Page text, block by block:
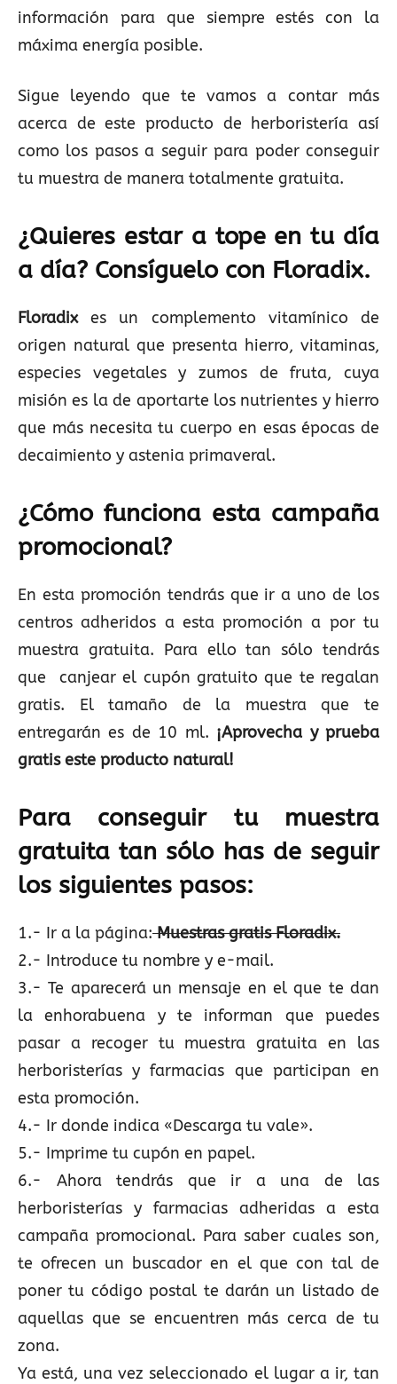
información para que siempre estés con la
máxima energía posible.
Sigue leyendo que te vamos a contar más
acerca de este producto de herboristería así
como los pasos a seguir para poder conseguir
tu muestra de manera totalmente gratuita.
¿Quieres estar a tope en tu día
a día? Consíguelo con Floradix.
Floradixes un complemento vitamínico de
origen natural que presenta hierro, vitaminas,
especies vegetales y zumos de fruta, cuya
misión es la de aportarte los nutrientes y hierro
que más necesita tu cuerpo en esas épocas de
decaimiento y astenia primaveral.
¿Cómo funciona esta campaña
promocional?
En esta promoción tendrás que ir a uno de los
centros adheridos a esta promoción a por tu
muestra gratuita. Para ello tan sólo tendrás
que canjear el cupón gratuito que te regalan
gratis. El tamaño de la muestra que te
entregarán es de 10 ml. ¡Aprovecha y prueba
gratis este producto natural!
Para conseguir tu muestra
gratuita tan sólo has de seguir
los siguientes pasos:
1.- Ir a la página: Muestras gratis Floradix.
2.- Introduce tu nombre y e-mail.
3.- Te aparecerá un mensaje en el que te dan
la enhorabuena y te informan que puedes
pasar a recoger tu muestra gratuita en las
herboristerías y farmacias que participan en
esta promoción.
4.- Ir donde indica «Descarga tu vale».
5.- Imprime tu cupón en papel.
6.- Ahora tendrás que ir a una de las
herboristerías y farmacias adheridas a esta
campaña promocional. Para saber cuales son,
te ofrecen un buscador en el que con tal de
poner tu código postal te darán un listado de
aquellas que se encuentren más cerca de tu
zona.
Ya está, una vez seleccionado el lugar a ir, tan